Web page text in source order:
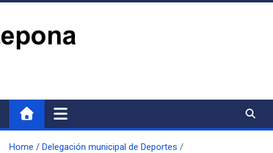
Home
Delegación municipal de Deportes